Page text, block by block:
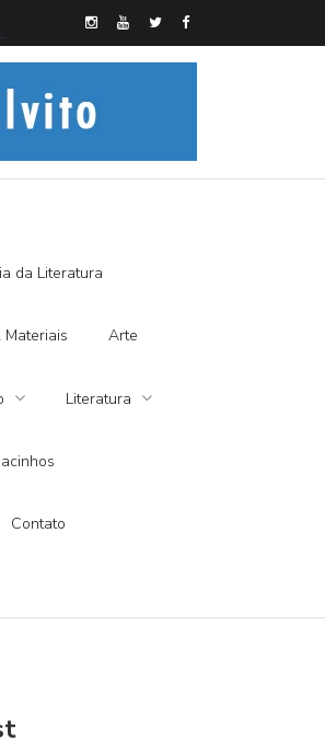
PANO E A DITADURA DIGITAL
da Literatura
Materiais Arte
Literatura
Contato